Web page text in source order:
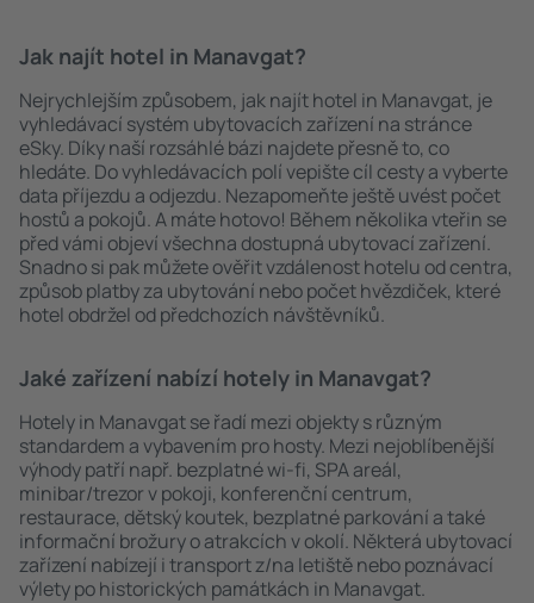
Jak najít hotel in Manavgat?
Nejrychlejším způsobem, jak najít hotel in Manavgat, je
vyhledávací systém ubytovacích zařízení na stránce
eSky. Díky naší rozsáhlé bázi najdete přesně to, co
hledáte. Do vyhledávacích polí vepište cíl cesty a vyberte
data příjezdu a odjezdu. Nezapomeňte ještě uvést počet
hostů a pokojů. A máte hotovo! Během několika vteřin se
před vámi objeví všechna dostupná ubytovací zařízení.
Snadno si pak můžete ověřit vzdálenost hotelu od centra,
způsob platby za ubytování nebo počet hvězdiček, které
hotel obdržel od předchozích návštěvníků.
Jaké zařízení nabízí hotely in Manavgat?
Hotely in Manavgat se řadí mezi objekty s různým
standardem a vybavením pro hosty. Mezi nejoblíbenější
výhody patří např. bezplatné wi-fi, SPA areál,
minibar/trezor v pokoji, konferenční centrum,
restaurace, dětský koutek, bezplatné parkování a také
informační brožury o atrakcích v okolí. Některá ubytovací
zařízení nabízejí i transport z/na letiště nebo poznávací
výlety po historických památkách in Manavgat.